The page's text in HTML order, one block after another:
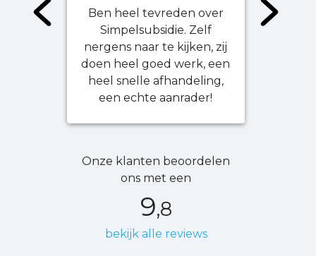
Ben heel tevreden over
Simpelsubsidie. Zelf
nergens naar te kijken, zij
doen heel goed werk, een
heel snelle afhandeling,
een echte aanrader!
Onze klanten beoordelen
ons met een
9,8
bekijk alle reviews